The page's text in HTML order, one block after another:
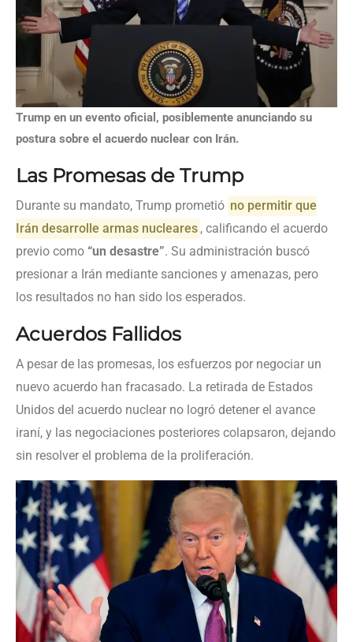
Trump en un evento oficial, posiblemente anunciando su
postura sobre el acuerdo nuclear con Irán.
Las Promesas de Trump
Durante su mandato, Trump prometió no permitir que
Irán desarrolle armas nucleares , calificando el acuerdo
previo como “un desastre”. Su administración buscó
presionar a Irán mediante sanciones y amenazas, pero
los resultados no han sido los esperados.
Acuerdos Fallidos
A pesar de las promesas, los esfuerzos por negociar un
nuevo acuerdo han fracasado. La retirada de Estados
Unidos del acuerdo nuclear no logró detener el avance
iraní, y las negociaciones posteriores colapsaron, dejando
sin resolver el problema de la proliferación.